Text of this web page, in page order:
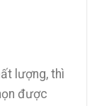
lượng, thì
được